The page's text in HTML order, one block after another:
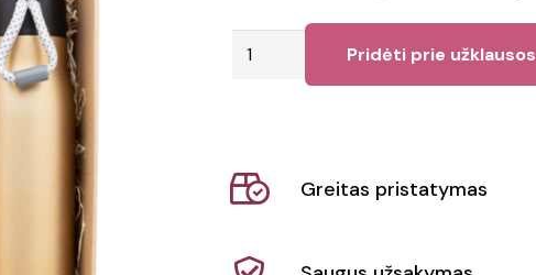
produkto
Kattavik
Pridėti prie užklausos
Greitas pristatymas